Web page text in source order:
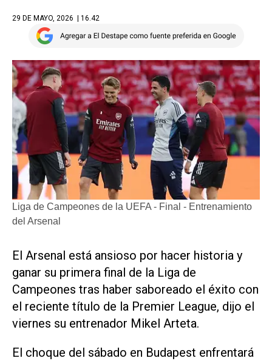
29 DE MAYO, 2026 | 16.42
Liga de Campeones de la UEFA - Final - Entrenamiento
del Arsenal
El Arsenal está ansioso por hacer historia y
ganar su primera final ‌de la Liga de
‌Campeones tras haber saboreado el éxito con
el reciente título de la Premier League, dijo el
viernes su entrenador Mikel Arteta.
El choque del sábado en Budapest enfrentará